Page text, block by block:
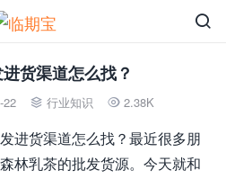

货渠道怎么找？
22  行业知识  2.38K
进货渠道怎么找？最近很多朋
林乳茶的批发货源。今天就和